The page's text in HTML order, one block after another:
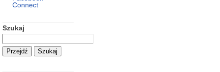
Connect
Szukaj